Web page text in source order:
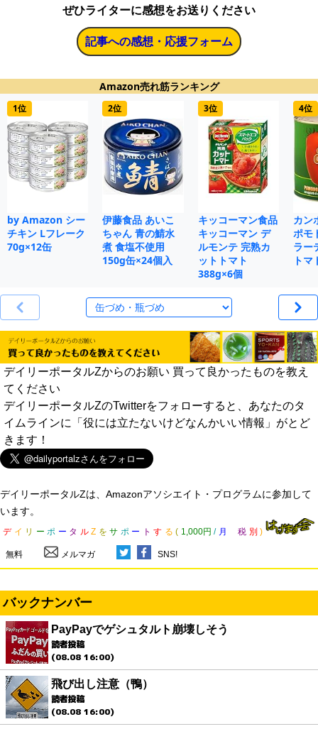
ぜひライターに感想をお送りください
記事への感想・応援フォーム
Amazon売れ筋ランキング
1位
by Amazon シー
チキン Lフレーク
70g×12缶
2位
伊藤食品 あいこ
ちゃん 青の鯖水
煮 食塩不使用
150g缶×24個入
3位
キッコーマン食品
キッコーマン デ
ルモンテ 完熟カ
ットトマト
388g×6個
4位
カン
ポモ
ラー
ト
デイリーポータルZからのお願い 買って良かったものを教え
てください
デイリーポータルZのTwitterをフォローすると、あなたのタ
イムラインに「役には立たないけどなんかいい情報」がとど
きます！
デイリーポータルZは、Amazonアソシエイト・プログラムに参加して
います。
デ イ リ ー ポ ー タ ル Z を サ ポ ー ト す る ( 1,000円 / 月 税 別 )
無料 メルマガ SNS!
バックナンバー
PayPayでゲシュタルト崩壊しそう
読者投稿
(08.08 16:00)
飛び出し注意（鴨）
読者投稿
(08.08 16:00)